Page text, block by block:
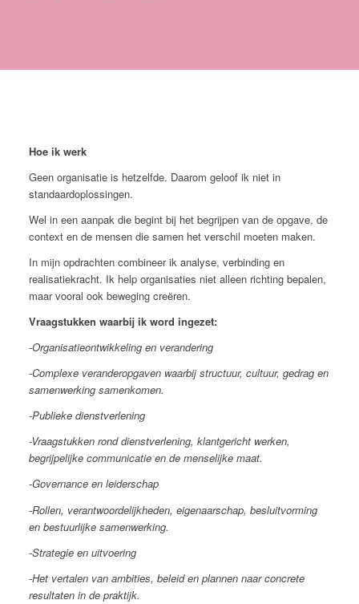
Hoe ik werk
Geen organisatie is hetzelfde. Daarom geloof ik niet in
standaardoplossingen.
Wel in een aanpak die begint bij het begrijpen van de opgave, de
context en de mensen die samen het verschil moeten maken.
In mijn opdrachten combineer ik analyse, verbinding en
realisatiekracht. Ik help organisaties niet alleen richting bepalen,
maar vooral ook beweging creëren.
Vraagstukken waarbij ik word ingezet:
-Organisatieontwikkeling en verandering
-Complexe veranderopgaven waarbij structuur, cultuur, gedrag en
samenwerking samenkomen.
-Publieke dienstverlening
-Vraagstukken rond dienstverlening, klantgericht werken,
begrijpelijke communicatie en de menselijke maat.
-Governance en leiderschap
-Rollen, verantwoordelijkheden, eigenaarschap, besluitvorming
en bestuurlijke samenwerking.
-Strategie en uitvoering
-Het vertalen van ambities, beleid en plannen naar concrete
resultaten in de praktijk.